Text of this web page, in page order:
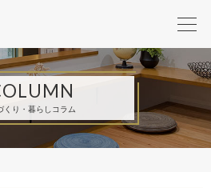
くり・暮らしコラム